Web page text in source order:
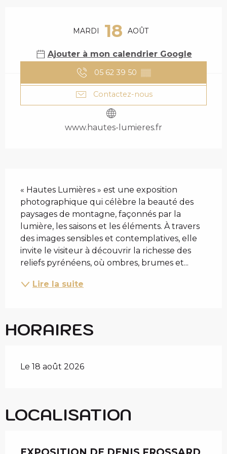
MARDI 18 AOÛT
Ajouter à mon calendrier Google
05 62 39 50 ▒▒
Contactez-nous
www.hautes-lumieres.fr
« Hautes Lumières » est une exposition
photographique qui célèbre la beauté des
paysages de montagne, façonnés par la
lumière, les saisons et les éléments. À travers
des images sensibles et contemplatives, elle
invite le visiteur à découvrir la richesse des
reliefs pyrénéens, où ombres, brumes et...
Lire la suite
HORAIRES
Le 18 août 2026
LOCALISATION